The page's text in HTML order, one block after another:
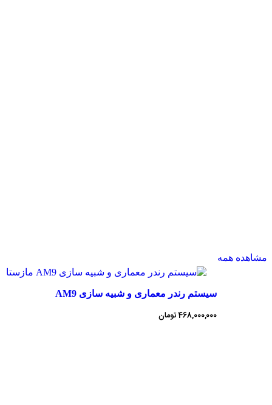
مشاهده همه
سیستم رندر معماری و شبیه سازی AM9
468,000,000تومان